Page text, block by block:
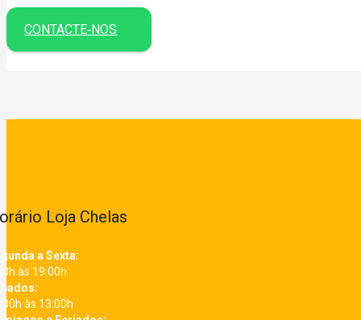
CONTACTE‑NOS
Loja Chelas
a Sexta:
às 19:00h
às 13:00h